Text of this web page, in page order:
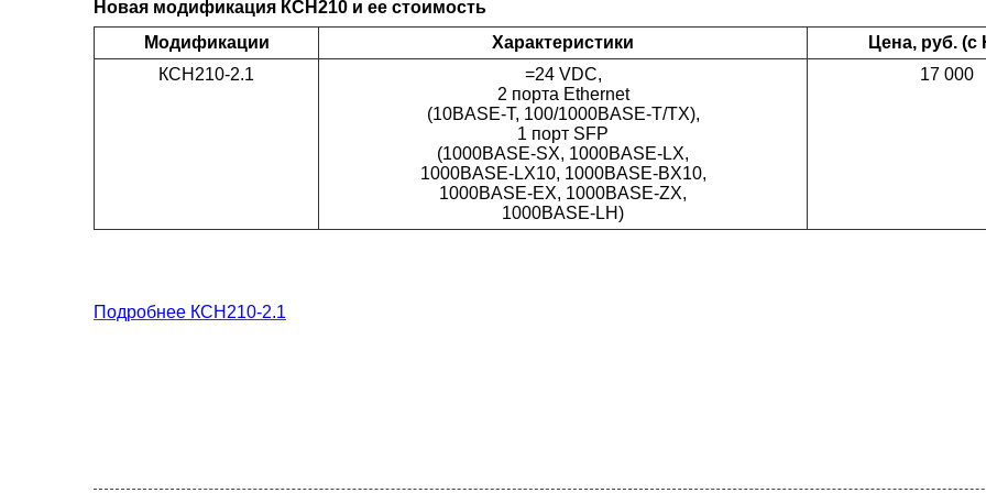
Новая модификация КСН210 и ее стоимость
Модификации
Характеристики
Цена, руб. (с
КСН210-2.1
=24 VDC,
2 порта Ethernet
(10BASE-T, 100/1000BASE-T/TX),
1 порт SFP
(1000BASE-SX, 1000BASE-LX,
1000BASE-LX10, 1000BASE-BX10,
1000BASE-EX, 1000BASE-ZX,
1000BASE-LH)
17 000
Подробнее КСН210-2.1